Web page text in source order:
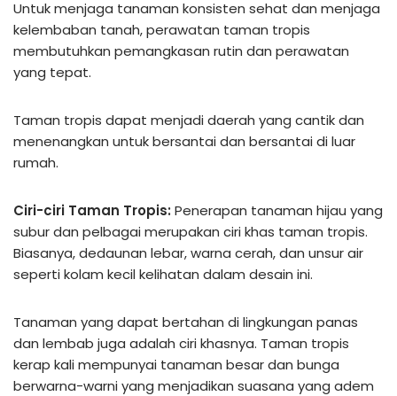
Untuk menjaga tanaman konsisten sehat dan menjaga
kelembaban tanah, perawatan taman tropis
membutuhkan pemangkasan rutin dan perawatan
yang tepat.
Taman tropis dapat menjadi daerah yang cantik dan
menenangkan untuk bersantai dan bersantai di luar
rumah.
Ciri-ciri Taman Tropis: Penerapan tanaman hijau yang
subur dan pelbagai merupakan ciri khas taman tropis.
Biasanya, dedaunan lebar, warna cerah, dan unsur air
seperti kolam kecil kelihatan dalam desain ini.
Tanaman yang dapat bertahan di lingkungan panas
dan lembab juga adalah ciri khasnya. Taman tropis
kerap kali mempunyai tanaman besar dan bunga
berwarna-warni yang menjadikan suasana yang adem